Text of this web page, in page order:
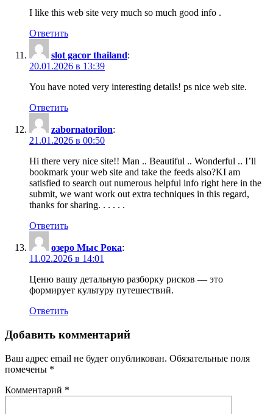
I like this web site very much so much good info .
Ответить
slot gacor thailand:
20.01.2026 в 13:39
You have noted very interesting details! ps nice web site.
Ответить
zabornatorilon:
21.01.2026 в 00:50
Hi there very nice site!! Man .. Beautiful .. Wonderful .. I’ll
bookmark your web site and take the feeds also?KI am
satisfied to search out numerous helpful info right here in the
submit, we want work out extra techniques in this regard,
thanks for sharing. . . . . .
Ответить
озеро Мыс Рока:
11.02.2026 в 14:01
Ценю вашу детальную разборку рисков — это
формирует культуру путешествий.
Ответить
Добавить комментарий
Ваш адрес email не будет опубликован. Обязательные поля
помечены *
Комментарий *